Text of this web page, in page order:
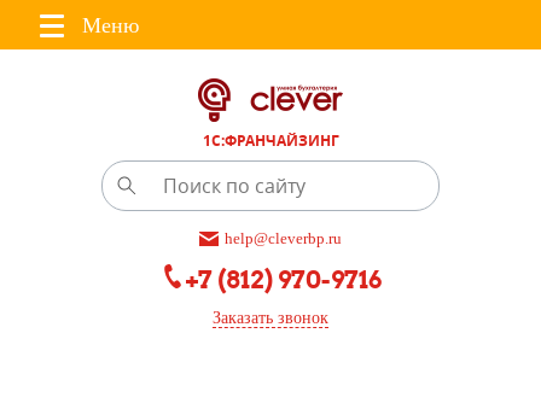
Меню
1С:ФРАНЧАЙЗИНГ
help@cleverbp.ru
+7 (812) 970-9716
Заказать звонок